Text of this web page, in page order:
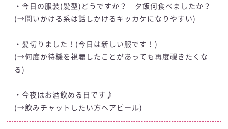
・今日の服装(髪型)どうですか？ 夕飯何食べましたか？
(→問いかける系は話しかけるキッカケになりやすい)
・髪切りました！(今日は新しい服です！)
(→何度か待機を視聴したことがあっても再度覗きたくな
る)
・今夜はお酒飲める日です♪
(→飲みチャットしたい方へアピール)